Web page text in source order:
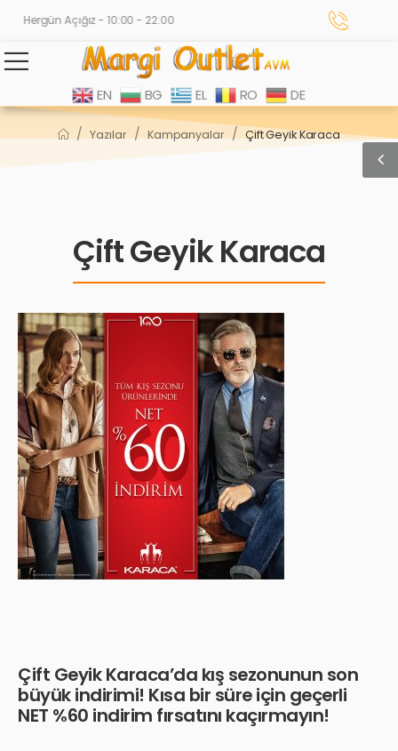
Hergün Açığız - 10:00 - 22:00
EN BG EL RO DE
/ Yazılar / Kampanyalar / Çift Geyik Karaca
Çift Geyik Karaca
Çift Geyik Karaca’da kış sezonunun son
büyük indirimi! Kısa bir süre için geçerli
NET %60 indirim fırsatını kaçırmayın!